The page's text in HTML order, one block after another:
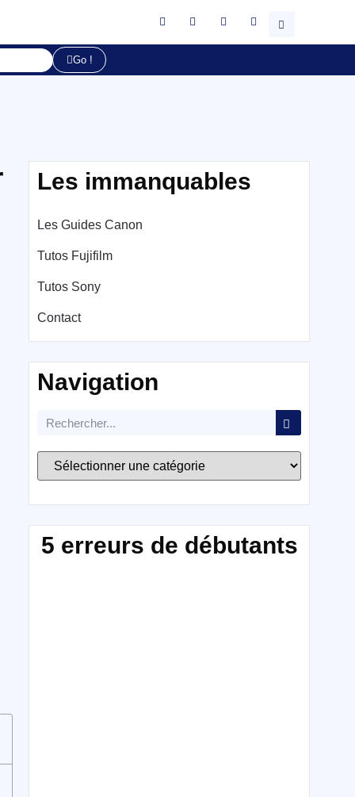
Go !
Les immanquables
Les Guides Canon
Tutos Fujifilm
Tutos Sony
Contact
Navigation
5 erreurs de débutants